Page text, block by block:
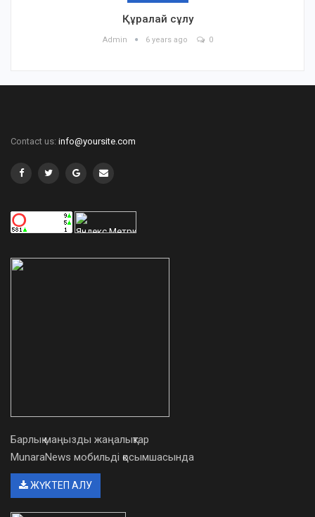
Құралай сұлу
Admin 6 years ago 0
Contact us: info@yoursite.com
Барлық маңызды жаңалықтар
MunaraNews мобильді қосымшасында
ЖҮКТЕП АЛУ